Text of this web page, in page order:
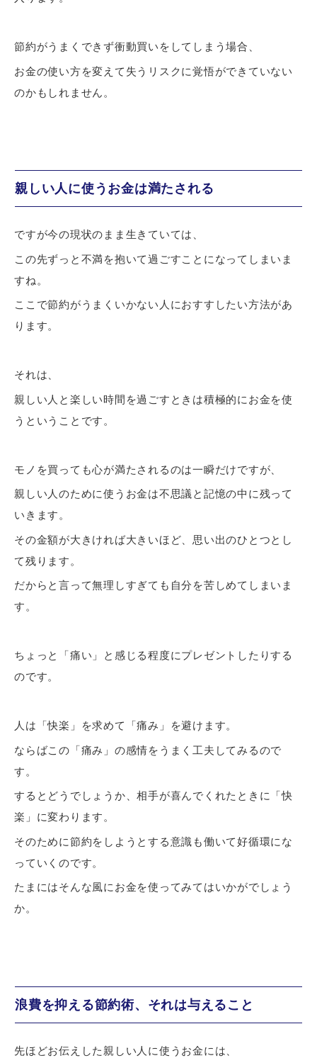
節約がうまくできず衝動買いをしてしまう場合、
お金の使い方を変えて失うリスクに覚悟ができていない
のかもしれません。
親しい人に使うお金は満たされる
ですが今の現状のまま生きていては、
この先ずっと不満を抱いて過ごすことになってしまいま
すね。
ここで節約がうまくいかない人におすすしたい方法があ
ります。
それは、
親しい人と楽しい時間を過ごすときは積極的にお金を使
うということです。
モノを買っても心が満たされるのは一瞬だけですが、
親しい人のために使うお金は不思議と記憶の中に残って
いきます。
その金額が大きければ大きいほど、思い出のひとつとし
て残ります。
だからと言って無理しすぎても自分を苦しめてしまいま
す。
ちょっと「痛い」と感じる程度にプレゼントしたりする
のです。
人は「快楽」を求めて「痛み」を避けます。
ならばこの 「痛み」の感情をうまく工夫してみるので
す。
するとどうでしょうか、相手が喜んでくれたときに「快
楽」に変わります。
そのために節約をしようとする意識も働いて好循環にな
っていくのです。
たまにはそんな風にお金を使ってみてはいかがでしょう
か。
浪費を抑える節約術、それは与えること
先ほどお伝えした親しい人に使うお金には、